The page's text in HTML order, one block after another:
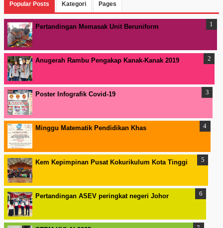
Popular Posts Kategori Pages
Pertandingan Memasak Unit Beruniform
Anugerah Rambu Pengakap Kanak-Kanak 2019
Poster Infografik Covid-19
Minggu Matematik Pendidikan Khas
Kem Kepimpinan Pusat Kokurikulum Kota Tinggi
Pertandingan ASEV peringkat negeri Johor